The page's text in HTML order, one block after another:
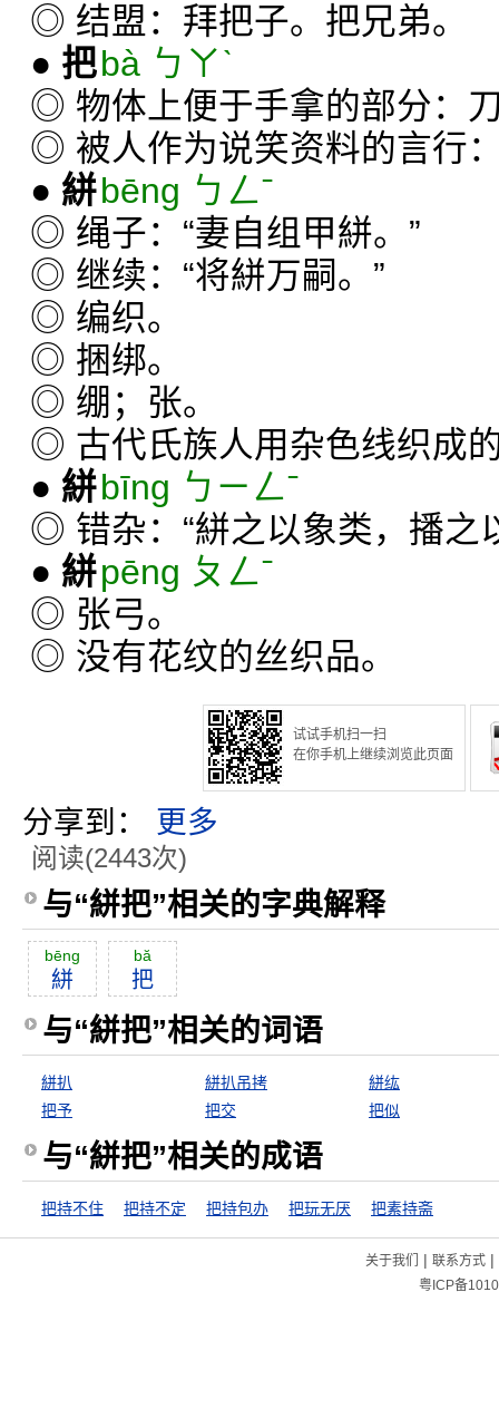
◎ 结盟：拜把子。把兄弟。
● 把bà ㄅㄚˋ
◎ 物体上便于手拿的部分：
◎ 被人作为说笑资料的言行
● 絣bēng ㄅㄥˉ
◎ 绳子：“妻自组甲絣。”
◎ 继续：“将絣万嗣。”
◎ 编织。
◎ 捆绑。
◎ 绷；张。
◎ 古代氏族人用杂色线织成
● 絣bīng ㄅㄧㄥˉ
◎ 错杂：“絣之以象类，播之
● 絣pēng ㄆㄥˉ
◎ 张弓。
◎ 没有花纹的丝织品。
试试手机扫一扫
在你手机上继续浏览此页面
分享到： 更多
阅读(2443次)
与“絣把”相关的字典解释
bēng
絣
bă
把
与“絣把”相关的词语
絣扒 絣扒吊拷
絣纮
把予
把交 把似
与“絣把”相关的成语
把持不住 把持不定 把持包办 把玩无厌 把素持斋
关于我们 | 联系方式|
粤ICP备